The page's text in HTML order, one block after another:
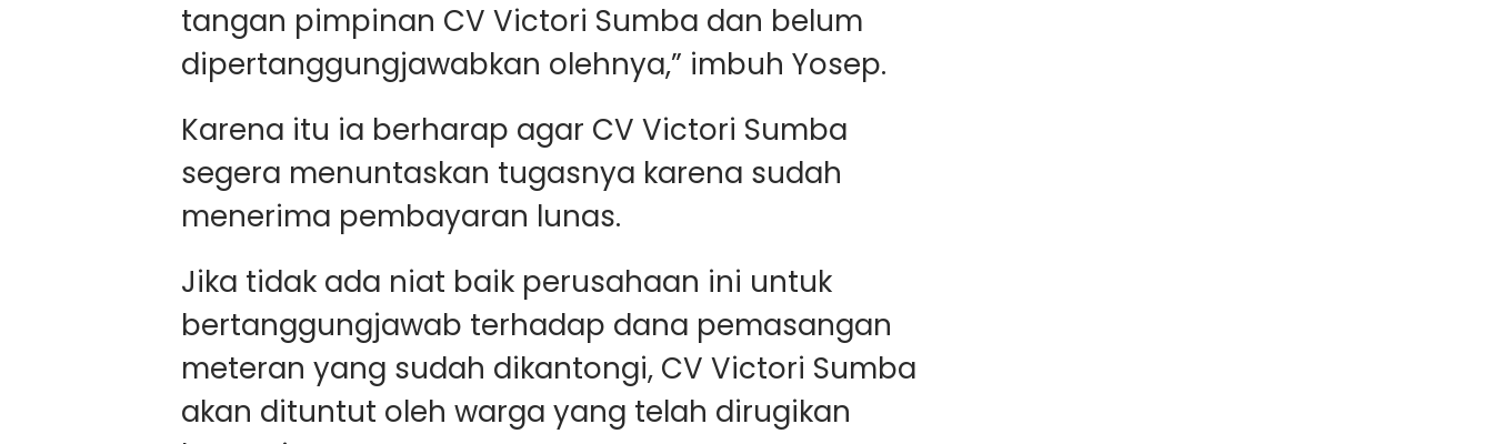
tangan pimpinan CV Victori Sumba dan belum
dipertanggungjawabkan olehnya,” imbuh Yosep.
Karena itu ia berharap agar CV Victori Sumba
segera menuntaskan tugasnya karena sudah
menerima pembayaran lunas.
Jika tidak ada niat baik perusahaan ini untuk
bertanggungjawab terhadap dana pemasangan
meteran yang sudah dikantongi, CV Victori Sumba
akan dituntut oleh warga yang telah dirugikan